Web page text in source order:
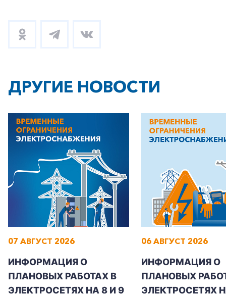
ДРУГИЕ НОВОСТИ
07 АВГУСТ 2026
ИНФОРМАЦИЯ О
ПЛАНОВЫХ РАБОТАХ В
ЭЛЕКТРОСЕТЯХ НА 8 И 9
06 АВГУСТ 2026
ИНФОРМАЦИЯ О
ПЛАНОВЫХ
ЭЛЕКТРОСЕТЯХ